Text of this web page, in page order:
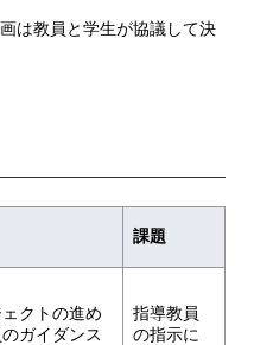
は教員と学⽣が協議して決
課題
クトの進め
ガイダンス
指導教員
の指⽰に